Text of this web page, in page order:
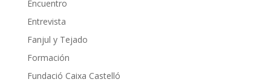
Encuentro
Entrevista
Fanjul y Tejado
Formación
Fundació Caixa Castelló